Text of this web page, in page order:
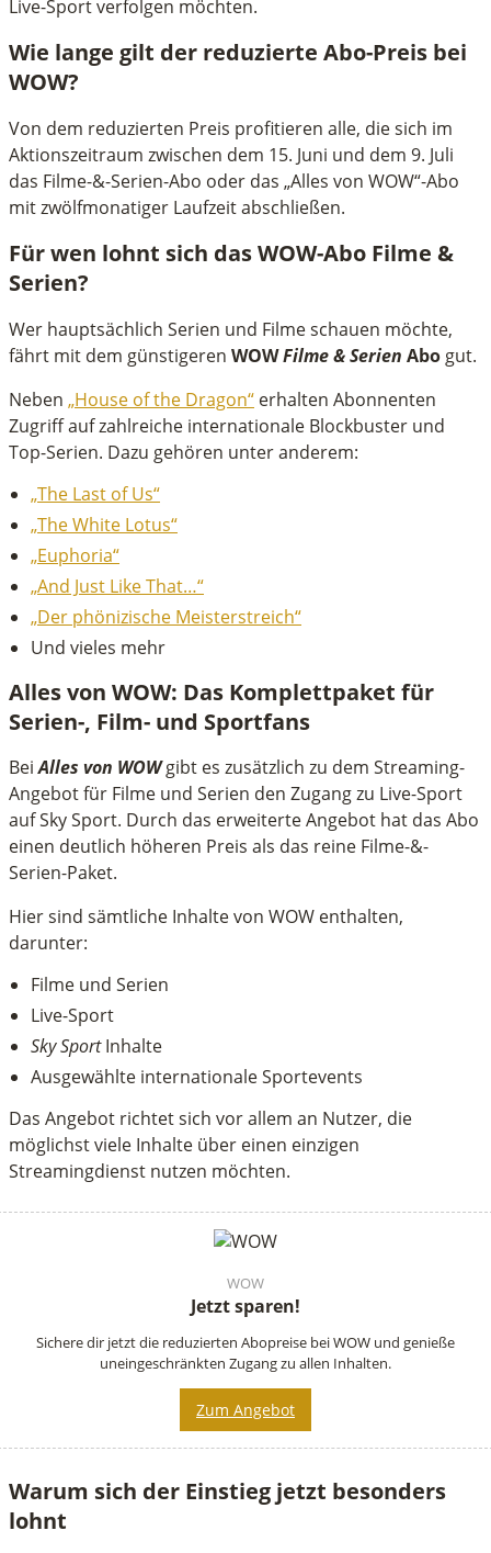
Live-Sport verfolgen möchten.
Wie lange gilt der reduzierte Abo-Preis bei
WOW?
Von dem reduzierten Preis profitieren alle, die sich im
Aktionszeitraum zwischen dem 15. Juni und dem 9. Juli
das Filme-&-Serien-Abo oder das „Alles von WOW“-Abo
mit zwölfmonatiger Laufzeit abschließen.
Für wen lohnt sich das WOW-Abo Filme &
Serien?
Wer hauptsächlich Serien und Filme schauen möchte,
fährt mit dem günstigeren WOWFilme & Serien Abo gut.
Neben „House of the Dragon“ erhalten Abonnenten
Zugriff auf zahlreiche internationale Blockbuster und
Top-Serien. Dazu gehören unter anderem:
„The Last of Us“
„The White Lotus“
„Euphoria“
„And Just Like That…“
„Der phönizische Meisterstreich“
Und vieles mehr
Alles von WOW: Das Komplettpaket für
Serien-, Film- und Sportfans
BeiAlles von WOWgibt es zusätzlich zu dem Streaming-
Angebot für Filme und Serien den Zugang zu Live-Sport
auf Sky Sport. Durch das erweiterte Angebot hat das Abo
einen deutlich höheren Preis als das reine Filme-&-
Serien-Paket.
Hier sind sämtliche Inhalte von WOW enthalten,
darunter:
Filme und Serien
Live-Sport
Sky SportInhalte
Ausgewählte internationale Sportevents
Das Angebot richtet sich vor allem an Nutzer, die
möglichst viele Inhalte über einen einzigen
Streamingdienst nutzen möchten.
WOW
Jetzt sparen!
Sichere dir jetzt die reduzierten Abopreise bei WOW und genieße
uneingeschränkten Zugang zu allen Inhalten.
Zum Angebot
Warum sich der Einstieg jetzt besonders
lohnt